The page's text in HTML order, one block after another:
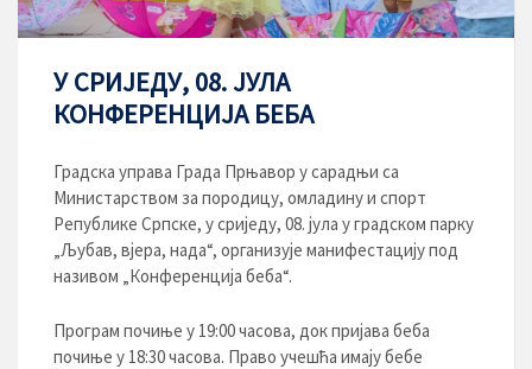
У СРИЈЕДУ, 08. ЈУЛА
КОНФЕРЕНЦИЈА БЕБА
Градска управа Града Прњавор у сарадњи са
Министарством за породицу, омладину и спорт
Републике Српске, у сриједу, 08. јула у градском парку
„Љубав, вјера, нада“, организује манифестацију под
називом „Конференција беба“.
Програм почиње у 19:00 часова, док пријава беба
почиње у 18:30 часова. Право учешћа имају бебе